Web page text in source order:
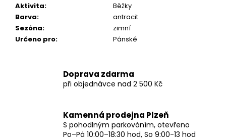
Aktivita:
Běžky
Barva:
antracit
Sezóna:
zimní
Určeno pro: Pánské
Doprava zdarma
při objednávce nad 2 500 Kč
Kamenná prodejna Plzeň
S pohodlným parkováním, otevřeno
Po–Pá 10:00–18:30 hod, So 9:00-13 hod